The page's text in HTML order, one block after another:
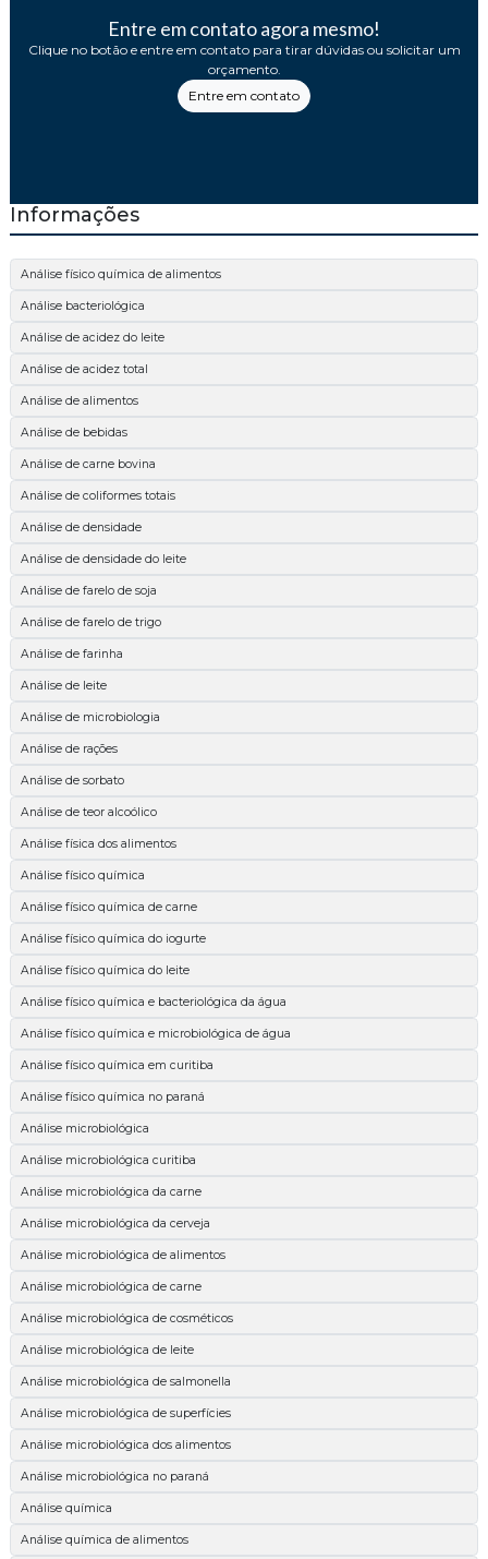
Entre em contato agora mesmo!
Clique no botão e entre em contato para tirar dúvidas ou solicitar um
orçamento.
Entre em contato
Informações
Análise físico química de alimentos
Análise bacteriológica
Análise de acidez do leite
Análise de acidez total
Análise de alimentos
Análise de bebidas
Análise de carne bovina
Análise de coliformes totais
Análise de densidade
Análise de densidade do leite
Análise de farelo de soja
Análise de farelo de trigo
Análise de farinha
Análise de leite
Análise de microbiologia
Análise de rações
Análise de sorbato
Análise de teor alcoólico
Análise física dos alimentos
Análise físico química
Análise físico química de carne
Análise físico química do iogurte
Análise físico química do leite
Análise físico química e bacteriológica da água
Análise físico química e microbiológica de água
Análise físico química em curitiba
Análise físico química no paraná
Análise microbiológica
Análise microbiológica curitiba
Análise microbiológica da carne
Análise microbiológica da cerveja
Análise microbiológica de alimentos
Análise microbiológica de carne
Análise microbiológica de cosméticos
Análise microbiológica de leite
Análise microbiológica de salmonella
Análise microbiológica de superfícies
Análise microbiológica dos alimentos
Análise microbiológica no paraná
Análise química
Análise química de alimentos